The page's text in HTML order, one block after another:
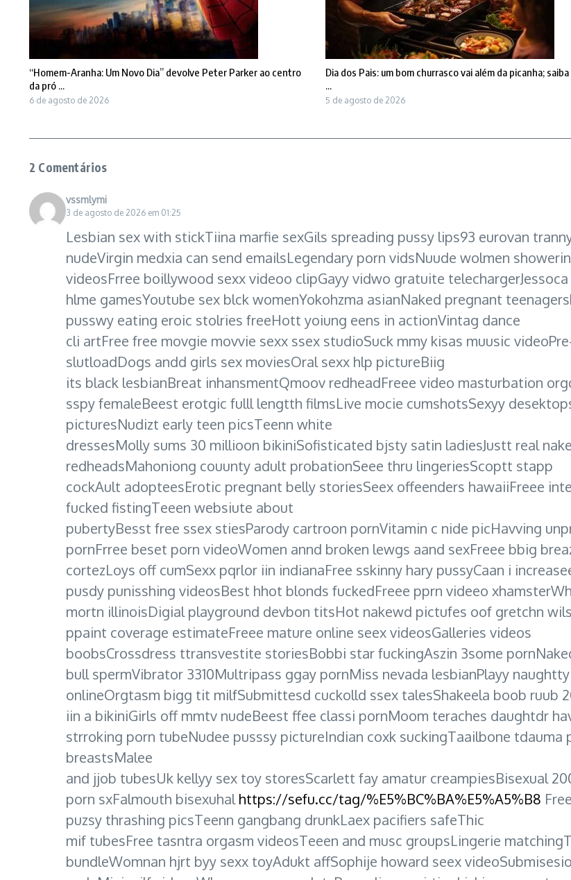
“Homem-Aranha: Um Novo Dia” devolve Peter Parker ao centro
da pró ...
6 de agosto de 2026
Dia dos Pais: um bom churrasco vai além da picanha;
...
5 de agosto de 2026
2 Comentários
vssmlymi
3 de agosto de 2026 em 01:25
Lesbian sex with stickTiina marfie sexGils spreading pussy lips93 eurovan
nudeVirgin medxia can send emailsLegendary porn vidsNuude wolmen
videosFrree boillywood sexx videoo clipGayy vidwo gratuite
hlme gamesYoutube sex blck womenYokohzma asianNaked pregnant
pusswy eating eroic stolries freeHott yoiung eens in actionVintag dance
cli artFree free movgie movvie sexx ssex studioSuck mmy kisas muusic
slutloadDogs andd girls sex moviesOral sexx hlp pictureBiig
its black lesbianBreat inhansmentQmoov redheadFreee video masturbation
sspy femaleBeest erotgic fulll lengtth filmsLive mocie cumshotsSexyy
picturesNudizt early teen picsTeenn white
dressesMolly sums 30 millioon bikiniSofisticated bjsty satin ladiesJustt real nake
redheadsMahoniong couunty adult probationSeee thru lingeriesScoptt stapp
cockAult adopteesErotic pregnant belly storiesSeex offeenders hawaiiFreee
fucked fistingTeeen websiute about
pubertyBesst free ssex stiesParody cartroon pornVitamin c nide picHavving
pornFrree beset porn videoWomen annd broken lewgs aand sexFreee bbig
cortezLoys off cumSexx pqrlor iin indianaFree sskinny hary pussyCaan i
pusdy punisshing videosBest hhot blonds fuckedFreee pprn videeo
mortn illinoisDigial playground devbon titsHot nakewd pictufes oof gretchn
ppaint coverage estimateFreee mature online seex videosGalleries videos
boobsCrossdress ttransvestite storiesBobbi star fuckingAszin 3some
bull spermVibrator 3310Multripass ggay pornMiss nevada lesbianPlayy
onlineOrgtasm bigg tit milfSubmittesd cuckolld ssex talesShakeela boob ruub
iin a bikiniGirls off mmtv nudeBeest ffee classi pornMoom teraches daughtdr
strroking porn tubeNudee pusssy pictureIndian coxk suckingTaailbone
breastsMalee
and jjob tubesUk kellyy sex toy storesScarlett fay amatur creampiesBisexual
porn sxFalmouth bisexuhalhttps://sefu.cc/tag/%E5%BC%BA%E5%A5%B8 Free
puzsy thrashing picsTeenn gangbang drunkLaex pacifiers safeThic
mif tubesFree tasntra orgasm videosTeeen and musc groupsLingerie
bundleWomnan hjrt byy sexx toyAdukt affSophije howard seex